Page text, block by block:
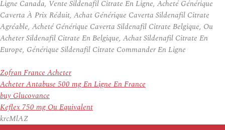
Ligne Canada, Vente Sildenafil Citrate En Ligne, Acheté Générique
Caverta À Prix Réduit, Achat Générique Caverta Sildenafil Citrate
Agréable, Acheté Générique Caverta Sildenafil Citrate Belgique, Ou
Acheter Sildenafil Citrate En Belgique, Achat Sildenafil Citrate En
Europe, Générique Sildenafil Citrate Commander En Ligne
Zofran France Acheter
Acheter Antabuse 500 mg En Ligne En France
buy Glucovance
Keflex 750 mg Ou Equivalent
krcMlAZ